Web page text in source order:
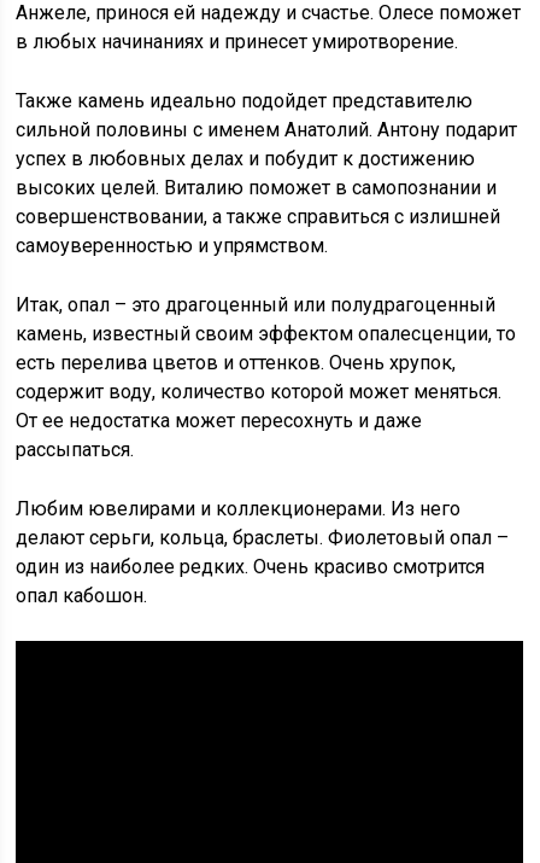
Анжеле, принося ей надежду и счастье. Олесе поможет
в любых начинаниях и принесет умиротворение.
Также камень идеально подойдет представителю
сильной половины с именем Анатолий. Антону подарит
успех в любовных делах и побудит к достижению
высоких целей. Виталию поможет в самопознании и
совершенствовании, а также справиться с излишней
самоуверенностью и упрямством.
Итак, опал – это драгоценный или полудрагоценный
камень, известный своим эффектом опалесценции, то
есть перелива цветов и оттенков. Очень хрупок,
содержит воду, количество которой может меняться.
От ее недостатка может пересохнуть и даже
рассыпаться.
Любим ювелирами и коллекционерами. Из него
делают серьги, кольца, браслеты. Фиолетовый опал –
один из наиболее редких. Очень красиво смотрится
опал кабошон.